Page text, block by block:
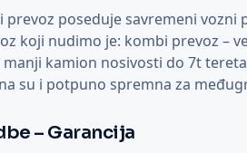
prevoz poseduje savremeni
koji nudimo je: kombi prevoz –
manji kamion nosivosti do 7t
su i potpuno spremna za
– Garancija